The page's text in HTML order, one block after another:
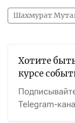
Шахмурат
Хотите
курсе
Telegram-